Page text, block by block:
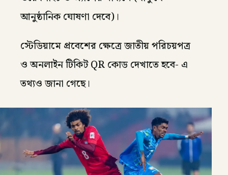
আনুষ্ঠানিক ঘোষণা দেবে)।
স্টেডিয়ামে প্রবেশের ক্ষেত্রে জাতীয় পরিচয়পত্র
ও অনলাইন টিকিট QR কোড দেখাতে হবে- এ
তথ্যও জানা গেছে।